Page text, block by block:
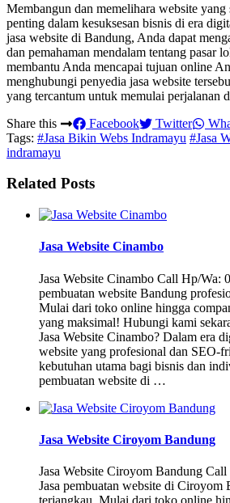
Membangun dan memelihara website yang
penting dalam kesuksesan bisnis di era
jasa website di Bandung, Anda dapat
dan pemahaman mendalam tentang pasar
membantu Anda mencapai tujuan online
menghubungi penyedia jasa website
yang tercantum untuk memulai perjalanan
Share this
Facebook Twitter
Tags: #Jasa Bikin Webs Indramayu #Jasa
indramayu
Related Posts
Jasa Website Cinambo
Jasa Website Cinambo Call Hp/Wa:
pembuatan website Bandung
Mulai dari toko online hingga
yang maksimal! Hubungi kami
Jasa Website Cinambo? Dalam era
website yang profesional dan SEO-
kebutuhan utama bagi bisnis dan
pembuatan website di …
Jasa Website Ciroyom Bandung
Jasa Website Ciroyom Bandung
Jasa pembuatan website di Ciroyom